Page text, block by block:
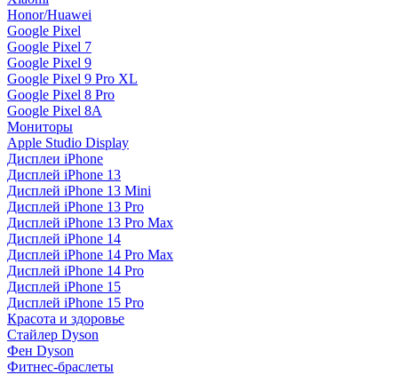
Honor/Huawei
Google Pixel
Google Pixel 7
Google Pixel 9
Google Pixel 9 Pro XL
Google Pixel 8 Pro
Google Pixel 8A
Мониторы
Apple Studio Display
Дисплеи iPhone
Дисплей iPhone 13
Дисплей iPhone 13 Mini
Дисплей iPhone 13 Pro
Дисплей iPhone 13 Pro Max
Дисплей iPhone 14
Дисплей iPhone 14 Pro Max
Дисплей iPhone 14 Pro
Дисплей iPhone 15
Дисплей iPhone 15 Pro
Красота и здоровье
Стайлер Dyson
Фен Dyson
Фитнес-браслеты